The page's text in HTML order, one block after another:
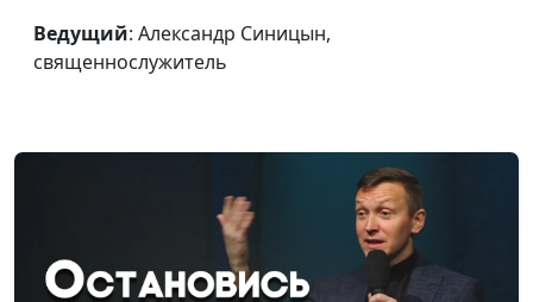
Я не хочу читать
Библию
Александр Синицын,
внутреннюю пустоту
Александр Синицын,
священнослужитель
Движущая сила моей
жизни
Александр Синицын,
священнослужитель
Ведущий: Александр Синицын,
священнослужитель